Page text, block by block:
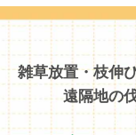
雑草放置・枝伸
遠隔地の